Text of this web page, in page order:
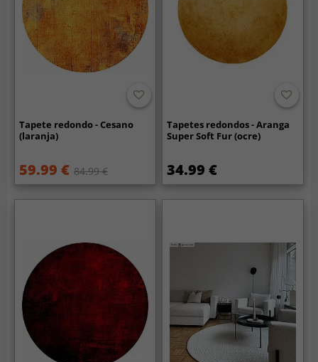
Tapete redondo - Cesano
(laranja)
59.99 € 84.99 €
Tapetes redondos - Aranga
Super Soft Fur (ocre)
34.99 €